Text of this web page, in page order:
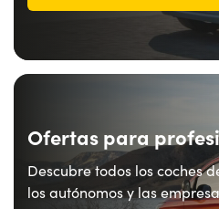
Ofertas para
Descubre todos los coches
los autónomos y las